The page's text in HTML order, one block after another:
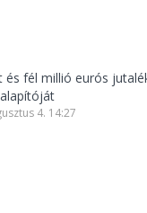
és fél millió eurós
4. 14:27